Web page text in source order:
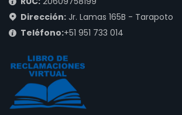
Dirección:Jr. Lamas 165B - Tarapoto
Teléfono:+51 951 733 014